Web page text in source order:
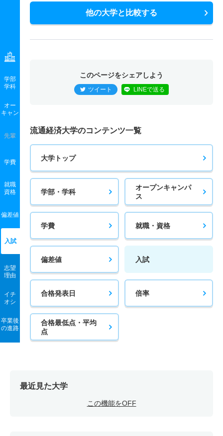
学部
学科
オー
キャン
先輩
学費
就職
資格
偏差値
入試
志望
理由
イチ
オシ
卒業後
の進路
他の大学と比較する
このページをシェアしよう
ツイート LINEで送る
流通経済大学のコンテンツ一覧
大学トップ
学部・学科
オープンキャンパ
ス
学費 就職・資格
偏差値 入試
合格発表日 倍率
合格最低点・平均
点
最近見た大学
この機能をOFF